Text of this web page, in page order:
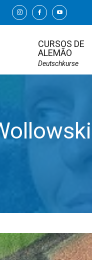
CURSOS DE
ALEMÃO
Deutschkurse